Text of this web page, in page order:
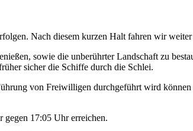
Nach diesem kurzen Halt fahren wir
sowie die unberührter Landschaft zu
sicher die Schiffe durch die Schlei.
von Freiwilligen durchgeführt wird
17:05 Uhr erreichen.